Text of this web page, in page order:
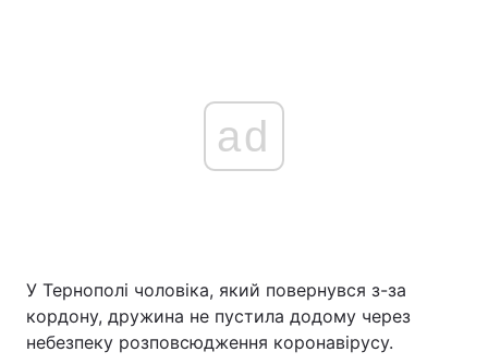
Головна Війна
Україна Політика
ad
У Тернополі чоловіка, який повернувся з-за
кордону, дружина не пустила додому через
небезпеку розповсюдження коронавірусу.